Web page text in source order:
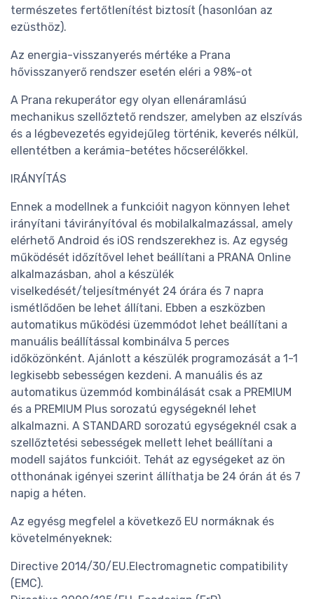
természetes fertőtlenítést biztosít (hasonlóan az
ezüsthöz).
Az energia-visszanyerés mértéke a Prana
hővisszanyerő rendszer esetén eléri a 98%-ot
A Prana rekuperátor egy olyan ellenáramlású
mechanikus szellőztető rendszer, amelyben az elszívás
és a légbevezetés egyidejűleg történik, keverés nélkül,
ellentétben a kerámia-betétes hőcserélőkkel.
IRÁNYÍTÁS
Ennek a modellnek a funkcióit nagyon könnyen lehet
irányítani távirányítóval és mobilalkalmazással, amely
elérhető Android és iOS rendszerekhez is. Az egység
működését időzítővel lehet beállítani a PRANA Online
alkalmazásban, ahol a készülék
viselkedését/teljesítményét 24 órára és 7 napra
ismétlődően be lehet állítani. Ebben a eszközben
automatikus működési üzemmódot lehet beállítani a
manuális beállítással kombinálva 5 perces
időközönként. Ajánlott a készülék programozását a 1-1
legkisebb sebességen kezdeni. A manuális és az
automatikus üzemmód kombinálását csak a PREMIUM
és a PREMIUM Plus sorozatú egységeknél lehet
alkalmazni. A STANDARD sorozatú egységeknél csak a
szellőztetési sebességek mellett lehet beállítani a
modell sajátos funkcióit. Tehát az egységeket az ön
otthonának igényei szerint állíthatja be 24 órán át és 7
napig a héten.
Az egyésg megfelel a következő EU normáknak és
követelményeknek:
Directive 2014/30/EU.Electromagnetic compatibility
(EMC).